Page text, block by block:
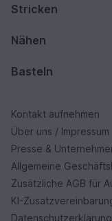
Stricken
Nähen
Basteln
Kontakt aufnehmen
Über uns / Impressum
Presse &
Allgemeine
Zusätzliche AGB für
KI-
Datenschutzerklärung